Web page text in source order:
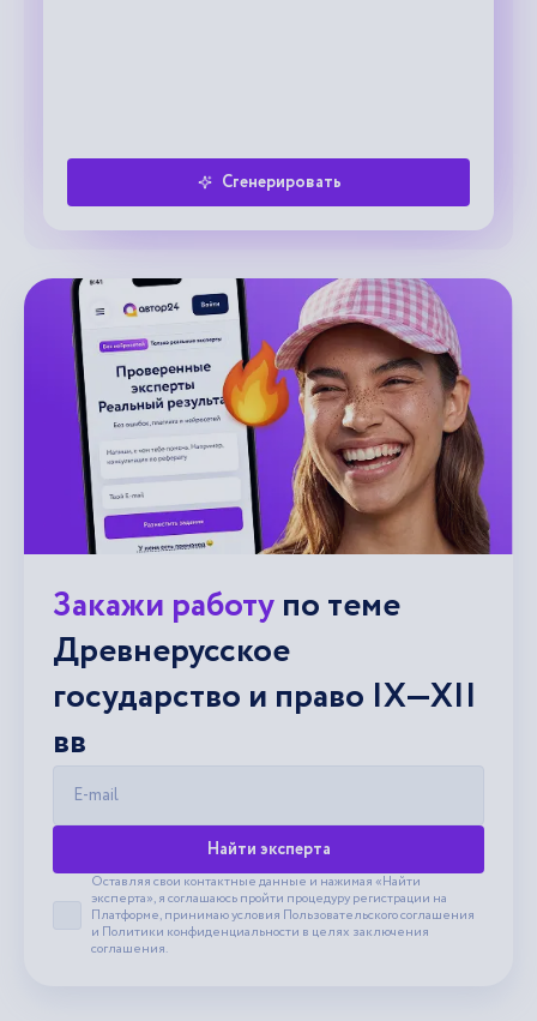
Сгенерировать
Закажи работупо теме
Древнерусское
государство и право IX—XII
вв
Найти эксперта
Принять пользовательское соглашение
Оставляя свои контактные данные и нажимая «Найти
эксперта», я соглашаюсь пройти процедуру регистрации на
Платформе, принимаю условия Пользовательского соглашения
и Политики конфиденциальности в целях заключения
соглашения.